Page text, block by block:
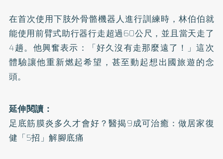
在首次使用下肢外骨骼機器人進行訓練時，林伯伯就
能使用前臂式助行器行走超過60公尺，並且當天走了
4趟。他興奮表示：「好久沒有走那麼遠了！」這次
體驗讓他重新燃起希望，甚至動起想出國旅遊的念
頭。
延伸閱讀：
足底筋膜炎多久才會好？醫揭9成可治癒：做居家復
健「5招」解腳底痛